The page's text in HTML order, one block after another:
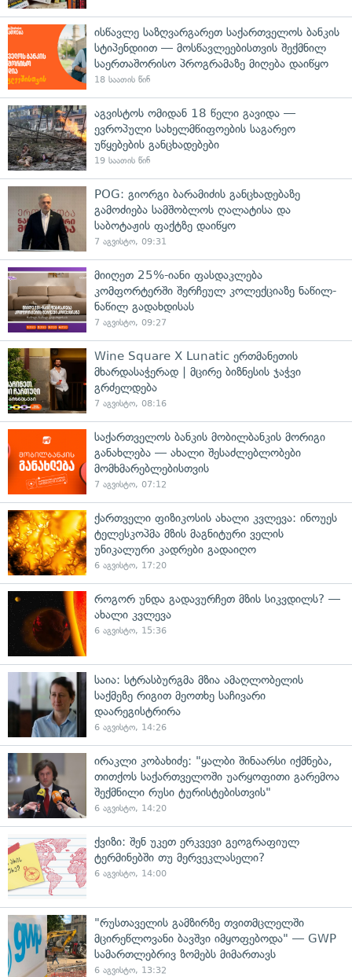
ისწავლე საზღვარგარეთ საქართველოს ბანკის
სტიპენდიით — მოსწავლეებისთვის შექმნილ
საერთაშორისო პროგრამაზე მიღება დაიწყო
18 საათის წინ
აგვისტოს ომიდან 18 წელი გავიდა —
ევროპული სახელმწიფოების საგარეო
უწყებების განცხადებები
19 საათის წინ
POG: გიორგი ბარამიძის განცხადებაზე
გამოძიება სამშობლოს ღალატისა და
საბოტაჟის ფაქტზე დაიწყო
7 აგვისტო, 09:31
მიიღეთ 25%-იანი ფასდაკლება
კომფორტერში შერჩეულ კოლექციაზე ნაწილ-
ნაწილ გადახდისას
7 აგვისტო, 09:27
Wine Square X Lunatic ერთმანეთის
მხარდასაჭერად | მცირე ბიზნესის ჯაჭვი
გრძელდება
7 აგვისტო, 08:16
საქართველოს ბანკის მობილბანკის მორიგი
განახლება — ახალი შესაძლებლობები
მომხმარებლებისთვის
7 აგვისტო, 07:12
ქართველი ფიზიკოსის ახალი კვლევა: ინოუეს
ტელესკოპმა მზის მაგნიტური ველის
უნიკალური კადრები გადაიღო
6 აგვისტო, 17:20
როგორ უნდა გადავურჩეთ მზის სიკვდილს? —
ახალი კვლევა
6 აგვისტო, 15:36
საია: სტრასბურგმა მზია ამაღლობელის
საქმეზე რიგით მეოთხე საჩივარი
დაარეგისტრირა
6 აგვისტო, 14:26
ირაკლი კობახიძე: "ყალბი შინაარსი იქმნება,
თითქოს საქართველოში უარყოფითი გარემოა
შექმნილი რუსი ტურისტებისთვის"
6 აგვისტო, 14:20
ქვიზი: შენ უკეთ ერკვევი გეოგრაფიულ
ტერმინებში თუ მერვეკლასელი?
6 აგვისტო, 14:00
"რუსთაველის გამზირზე თვითმცლელში
მცირეწლოვანი ბავშვი იმყოფებოდა" — GWP
სამართლებრივ ზომებს მიმართავს
6 აგვისტო, 13:32